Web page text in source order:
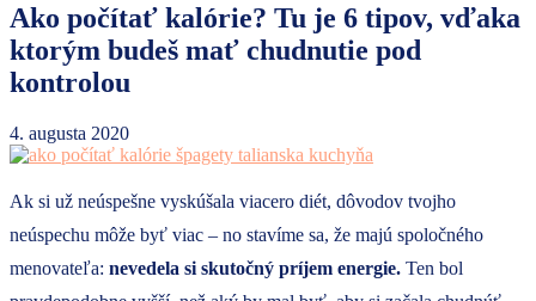
Ako počítať kalórie? Tu je 6 tipov, vďaka
ktorým budeš mať chudnutie pod
kontrolou
4. augusta 2020
Ak si už neúspešne vyskúšala viacero diét, dôvodov tvojho
neúspechu môže byť viac – no stavíme sa, že majú spoločného
menovateľa: nevedela si skutočný príjem energie. Ten bol